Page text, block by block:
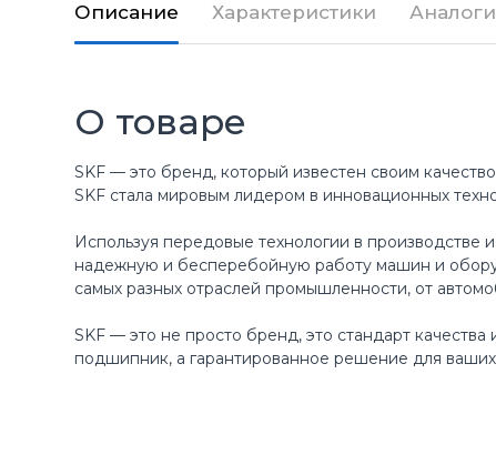
Описание Характеристики Аналоги
О товаре
SKF — это бренд, который известен своим
SKF стала мировым лидером в инновационных
Используя передовые технологии в
надежную и бесперебойную работу машин и
самых разных отраслей промышленности, от
SKF — это не просто бренд, это стандарт
подшипник, а гарантированное решение для